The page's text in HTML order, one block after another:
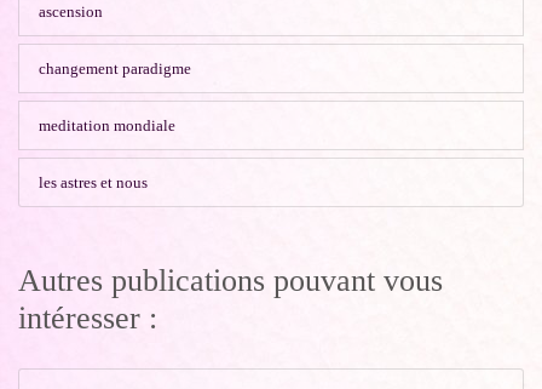
ascension
changement paradigme
meditation mondiale
les astres et nous
Autres publications pouvant vous
intéresser :